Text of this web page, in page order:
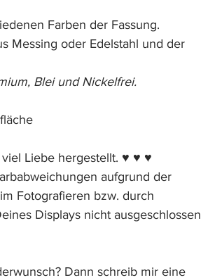
Farben der Fassung.
Messing oder Edelstahl und der
Blei und Nickelfrei.
Liebe hergestellt. ♥ ♥ ♥
aufgrund der
Fotografieren bzw. durch
Displays nicht ausgeschlossen
Dann schreib mir eine